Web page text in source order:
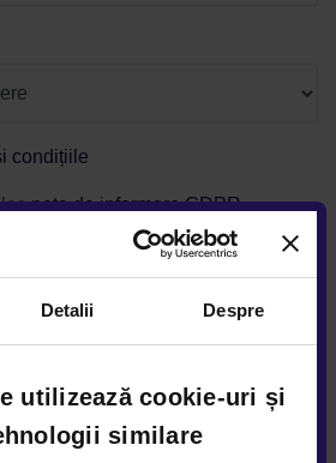
Detalii Despre
utilizează cookie-uri și
similare
condițiile
nota de informare GDPR
putin 18 ani impliniti
o anumita oferta postata pe
Auto să utilizeze informațiile